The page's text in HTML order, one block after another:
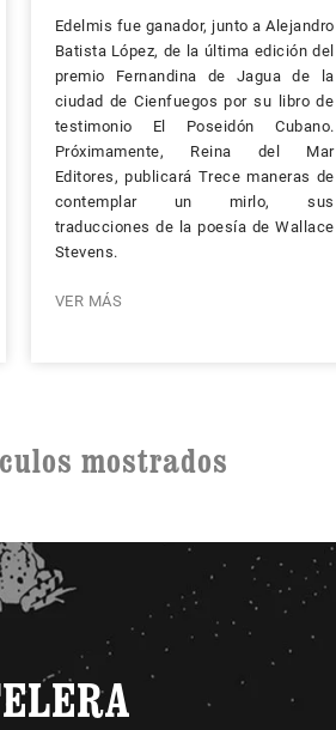
Edelmis fue ganador, junto a Alejandro
Batista López, de la última edición del
premio Fernandina de Jagua de la
ciudad de Cienfuegos por su libro de
testimonio El Poseidón Cubano.
Próximamente, Reina del Mar
Editores, publicará Trece maneras de
contemplar un mirlo, sus
traducciones de la poesía de Wallace
Stevens.
VER MÁS
mostrados